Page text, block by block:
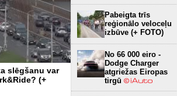
slēgšanu var
(+
Pabeigta trīs
reģionālo veloceļu
izbūve (+ FOTO)
No 66 000 eiro -
Dodge Charger
atgriežas Eiropas
tirgū